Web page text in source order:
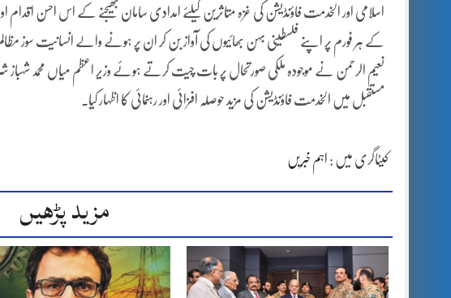
اسلامی اور الخدمت فاؤنڈیشن کی غزہ متاثرین کیلئے امدادی سامان بھیجنے کے اس احسن اقدام اور
کے ہر فورم پر اپنے فلسطینی بہن بھائیوں کی آواز بن کر ان پر ہونے والے انسانیت سوز
نعیم الرحمن نے موجودہ ملکی صورتحال پر بات چیت کرتے ہوئے وزیر اعظم میاں محمد
مستقبل میں الخدمت فاؤنڈیشن کی مزید حوصلہ افزائی اور رہنمائی کا اظہار کیا۔
کیٹاگری میں : اہم خبریں
مزید پڑھیں